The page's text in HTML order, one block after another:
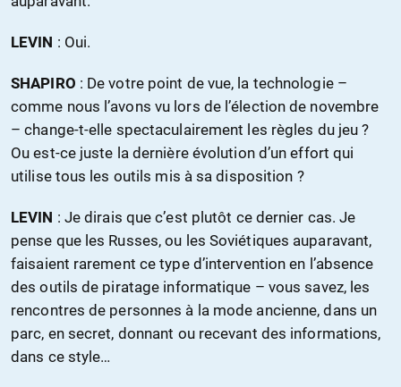
LEVIN : Oui.
SHAPIRO : De votre point de vue, la technologie –
comme nous l’avons vu lors de l’élection de novembre
– change-t-elle spectaculairement les règles du jeu ?
Ou est-ce juste la dernière évolution d’un effort qui
utilise tous les outils mis à sa disposition ?
LEVIN : Je dirais que c’est plutôt ce dernier cas. Je
pense que les Russes, ou les Soviétiques auparavant,
faisaient rarement ce type d’intervention en l’absence
des outils de piratage informatique – vous savez, les
rencontres de personnes à la mode ancienne, dans un
parc, en secret, donnant ou recevant des informations,
dans ce style…